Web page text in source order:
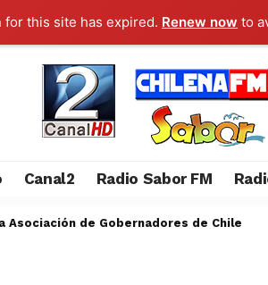
for this site has expired. Renew now to
Canal2 Radio Sabor FM
Asociación de Gobernadores de Chile